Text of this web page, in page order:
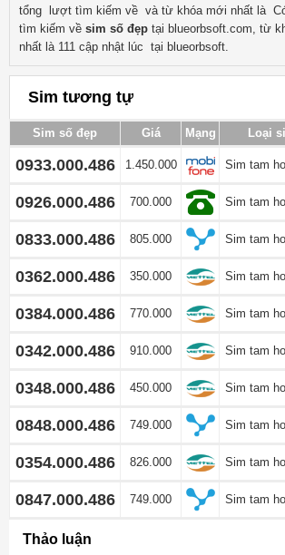
tổng lượt tìm kiếm về và từ khóa mới nhất là
tìm kiếm về sim số đẹp tại blueorbsoft.com, từ
nhất là 111 cập nhật lúc tại blueorbsoft.
Sim tương tự
Sim số đẹp Giá Mạng Loại
0933.000.486 1.450.000 Sim tam
0926.000.486 700.000 Sim tam
0833.000.486 805.000 Sim tam
0362.000.486 350.000 Sim tam
0384.000.486 770.000 Sim tam
0342.000.486 910.000 Sim tam
0348.000.486 450.000 Sim tam
0848.000.486 749.000 Sim tam
0354.000.486 826.000 Sim tam
0847.000.486 749.000 Sim tam
Thảo luận